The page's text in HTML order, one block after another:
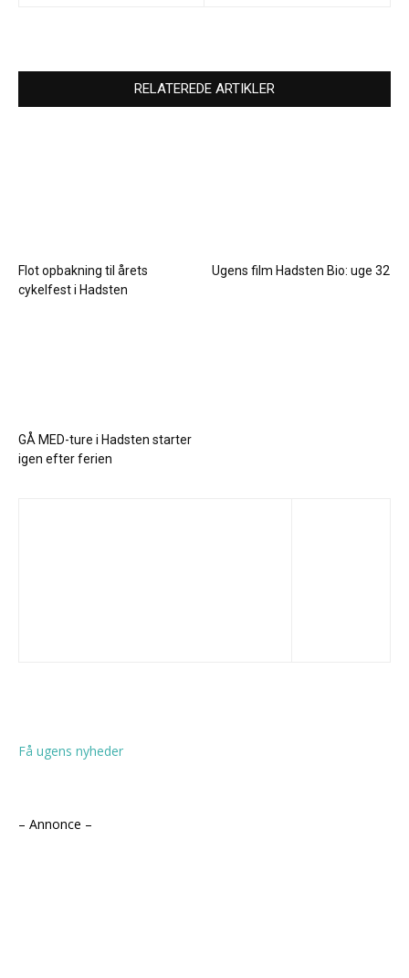
RELATEREDE ARTIKLER
Flot opbakning til årets
cykelfest i Hadsten
Ugens film Hadsten Bio: uge 32
GÅ MED-ture i Hadsten starter
igen efter ferien
Få ugens nyheder
– Annonce –